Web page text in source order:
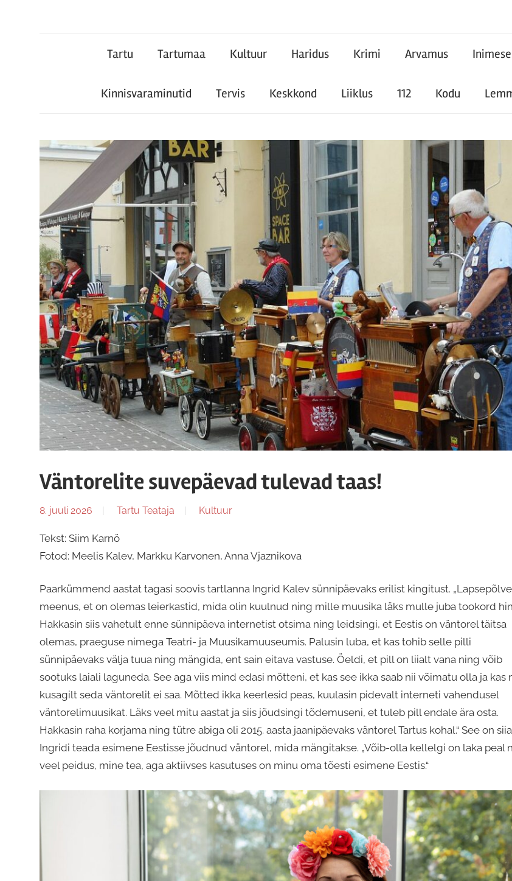
Tartu Tartumaa Kultuur Haridus Krimi Arvamus
Kinnisvaraminutid Tervis Keskkond Liiklus 112 Kodu
Väntorelite suvepäevad tulevad taas!
8. juuli 2026 Tartu Teataja Kultuur
Tekst: Siim Karnö
Fotod: Meelis Kalev, Markku Karvonen, Anna Vjaznikova
Paarkümmend aastat tagasi soovis tartlanna Ingrid Kalev sünnipäevaks erilist kingitust.
meenus, et on olemas leierkastid, mida olin kuulnud ning mille muusika läks mulle juba tookord
Hakkasin siis vahetult enne sünnipäeva internetist otsima ning leidsingi, et Eestis on väntorel täitsa
olemas, praeguse nimega Teatri- ja Muusikamuuseumis. Palusin luba, et kas tohib selle pilli
sünnipäevaks välja tuua ning mängida, ent sain eitava vastuse. Öeldi, et pill on liialt vana ning võib
sootuks laiali laguneda. See aga viis mind edasi mõtteni, et kas see ikka saab nii võimatu olla ja kas
kusagilt seda väntorelit ei saa. Mõtted ikka keerlesid peas, kuulasin pidevalt interneti vahendusel
väntorelimuusikat. Läks veel mitu aastat ja siis jõudsingi tõdemuseni, et tuleb pill endale ära osta.
Hakkasin raha korjama ning tütre abiga oli 2015. aasta jaanipäevaks väntorel Tartus kohal.“ See on
Ingridi teada esimene Eestisse jõudnud väntorel, mida mängitakse. „Võib-olla kellelgi on laka peal
veel peidus, mine tea, aga aktiivses kasutuses on minu oma tõesti esimene Eestis.“